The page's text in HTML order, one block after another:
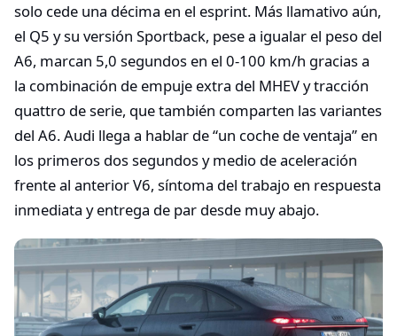
solo cede una décima en el esprint. Más llamativo aún,
el Q5 y su versión Sportback, pese a igualar el peso del
A6, marcan 5,0 segundos en el 0‑100 km/h gracias a
la combinación de empuje extra del MHEV y tracción
quattro de serie, que también comparten las variantes
del A6. Audi llega a hablar de “un coche de ventaja” en
los primeros dos segundos y medio de aceleración
frente al anterior V6, síntoma del trabajo en respuesta
inmediata y entrega de par desde muy abajo.